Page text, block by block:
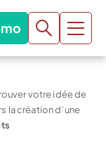
votre idée de
la création d’une